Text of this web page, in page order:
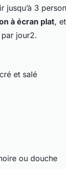
3
à écran plat, et
jour2.
et salé
ou douche